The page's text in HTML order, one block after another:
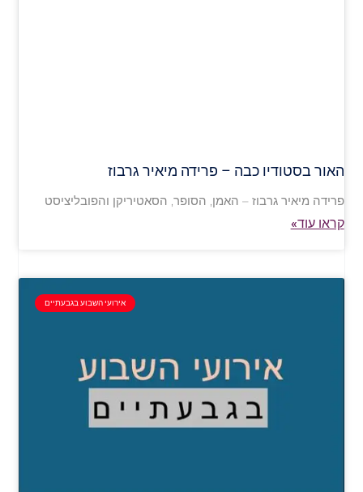
האור בסטודיו כבה – פרידה מיאיר גרבוז
פרידה מיאיר גרבוז – האמן, הסופר, הסאטיריקן והפובליציסט
קראו עוד»
אירועי השבוע בגבעתיים